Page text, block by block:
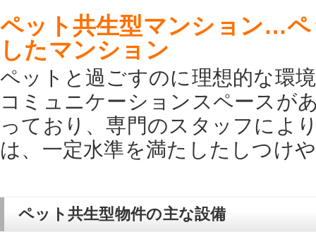
ペット共生型マンション…
したマンション
ペットと過ごすのに理想的な環
コミュニケーションスペースが
っており、専門のスタッフによ
は、一定水準を満たしたしつけ
ペット共生型物件の主な設備